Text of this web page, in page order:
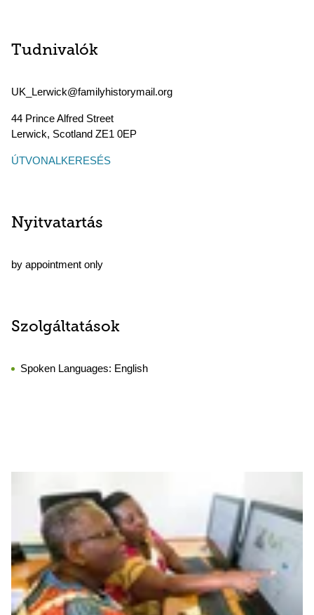
Tudnivalók
UK_Lerwick@familyhistorymail.org
44 Prince Alfred Street
Lerwick, Scotland ZE1 0EP
ÚTVONALKERESÉS
Nyitvatartás
by appointment only
Szolgáltatások
Spoken Languages: English